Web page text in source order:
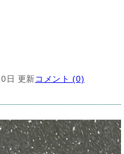
日 更新コメント (0)